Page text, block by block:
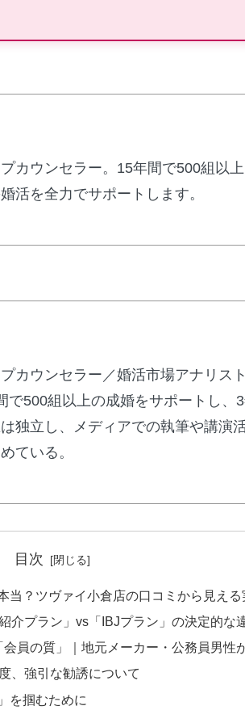
ンス青山をチェック
8期連続受賞
カウンセラー。15年間で500組以
活を全力でサポートします。
カウンセラー／婚活市場アナリス
で500組以上の成婚をサポートし、
独立し、メディアでの執筆や講演
ている。
目次
当？ツヴァイ小倉店の口コミから見える
介プラン」vs「IBJプラン」の決定的な
員の質」｜地元メーカー・公務員男性
、強引な勧誘について
を掴むために